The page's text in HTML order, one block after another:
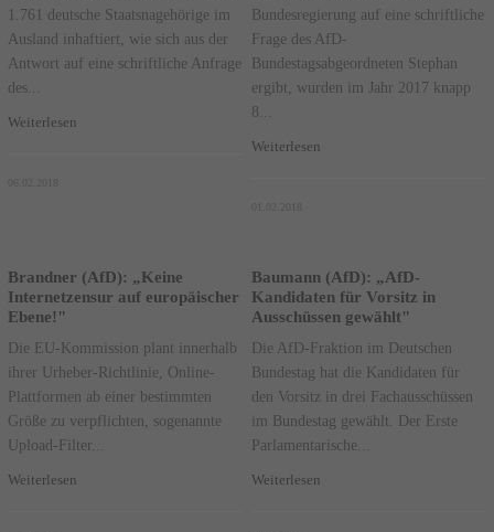
1.761 deutsche Staatsnagehörige im
Ausland inhaftiert, wie sich aus der
Antwort auf eine schriftliche Anfrage
des...
Weiterlesen
Bundesregierung auf eine schriftliche
Frage des AfD-
Bundestagsabgeordneten Stephan
ergibt, wurden im Jahr 2017 knapp
8...
Weiterlesen
Brandner (AfD): „Keine
Internetzensur auf europäischer
Ebene!"
Die EU-Kommission plant innerhalb
ihrer Urheber-Richtlinie, Online-
Plattformen ab einer bestimmten
Größe zu verpflichten, sogenannte
Upload-Filter...
Weiterlesen
Baumann (AfD): „AfD-
Kandidaten für Vorsitz in
Ausschüssen gewählt"
Die AfD-Fraktion im Deutschen
Bundestag hat die Kandidaten für
den Vorsitz in drei Fachausschüssen
im Bundestag gewählt. Der Erste
Parlamentarische...
Weiterlesen